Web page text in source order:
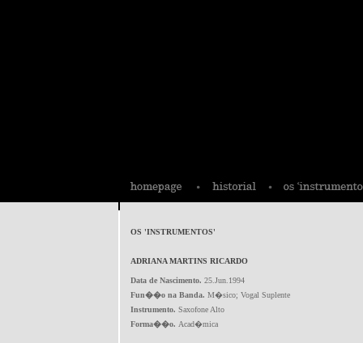
OS 'INSTRUMENTOS'
ADRIANA MARTINS RICARDO
Data de Nascimento. 25.Jun.1994
Fun��o na Banda. M�sico; Vogal Suplente
Instrumento. Saxofone Alto
Forma��o. Acad�mica